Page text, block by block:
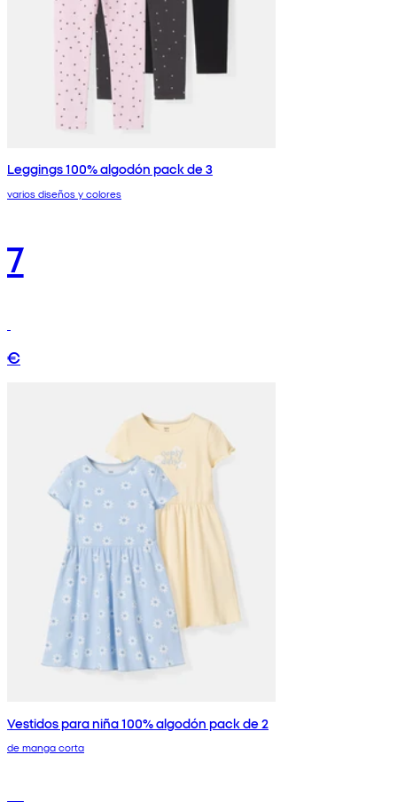
Leggings 100% algodón pack de 3
varios diseños y colores
7
€
Vestidos para niña 100% algodón pack de 2
de manga corta